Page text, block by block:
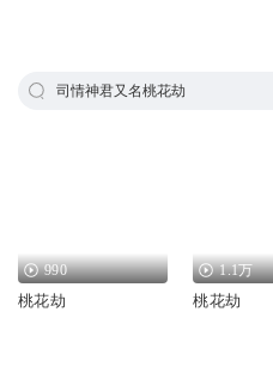
司情神君又名桃花劫
990
桃花劫
1.1万
桃花劫